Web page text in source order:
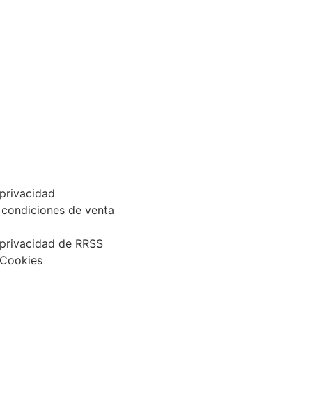
de venta
de RRSS